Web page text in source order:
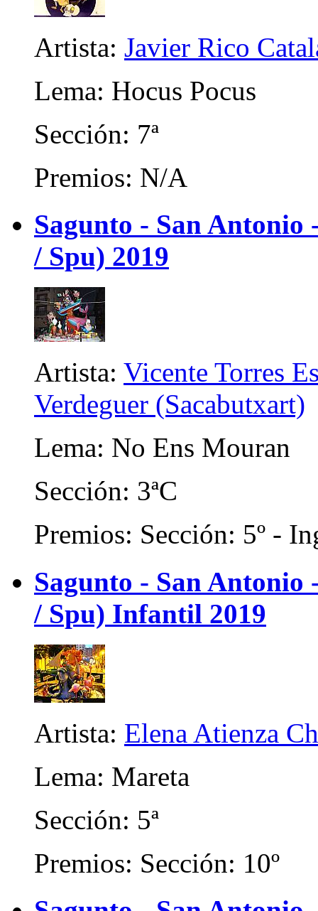
Artista: Javier Rico
Lema: Hocus Pocus
Sección: 7ª
Premios: N/A
Sagunto - San
/ Spu) 2019
Artista: Vicente Torres
Verdeguer (Sacabutxart)
Lema: No Ens Mouran
Sección: 3ªC
Premios: Sección: 5º -
Sagunto - San
/ Spu) Infantil 2019
Artista: Elena Atienza
Lema: Mareta
Sección: 5ª
Premios: Sección: 10º